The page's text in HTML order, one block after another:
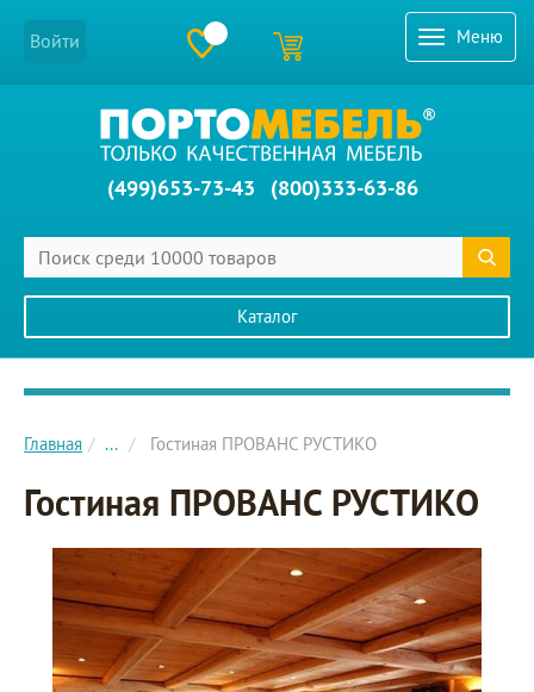
Меню
Войти
(499)653-73-43 (800)333-63-86
Каталог
Главное меню сайта
Главная ... Гостиная ПРОВАНС РУСТИКО
Гостиная ПРОВАНС РУСТИКО